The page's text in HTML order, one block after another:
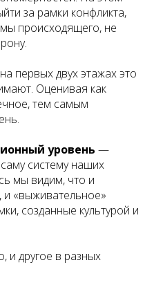
за рамки конфликта,
происходящего, не
первых двух этажах это
Оценивая как
тем самым
уровень —
систему наших
мы видим, что и
и «выживательное»
созданные культурой и
и другое в разных